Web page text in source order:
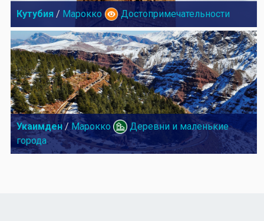
Кутубия / Марокко Достопримечательности
Укаимден/ Марокко
Деревни и маленькие
города